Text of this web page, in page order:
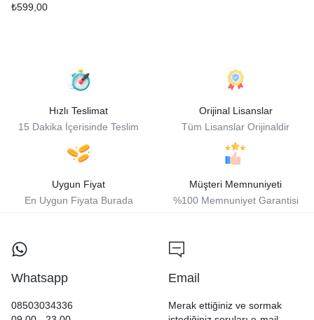
₺599,00
Hızlı Teslimat
15 Dakika İçerisinde Teslim
Orijinal Lisanslar
Tüm Lisanslar Orijinaldir
Uygun Fiyat
En Uygun Fiyata Burada
Müşteri Memnuniyeti
%100 Memnuniyet Garantisi
Whatsapp
08503034336
Email
Merak ettiğiniz ve sormak